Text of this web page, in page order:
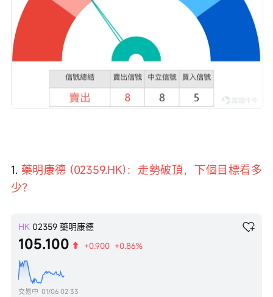
1. 藥明康德 (02359.HK)：走勢破頂，下個目標看多
少？
HK 02359 藥明康德
105.100 +0.900 +0.86%
交易中 01/06 02:33